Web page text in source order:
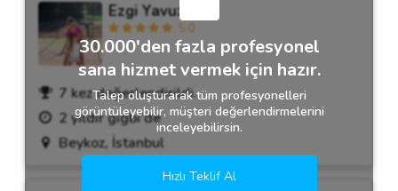
Ezgi Yavuz
5.0
7 kez değerlendirildi.
2 yıldır gigbi'de
Beykoz, İstanbul
30.000'den fazla profesyonel
sana hizmet vermek için hazır.
Talep oluşturarak tüm profesyonelleri
görüntüleyebilir, müşteri değerlendirmelerini
inceleyebilirsin.
Hızlı Teklif Al